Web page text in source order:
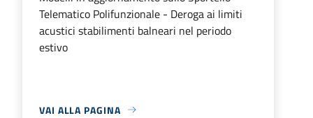
Telematico Polifunzionale - Deroga ai limiti
acustici stabilimenti balneari nel periodo
estivo
VAI ALLA PAGINA